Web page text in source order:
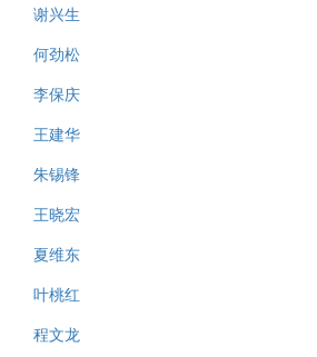
谢兴生
何劲松
李保庆
王建华
朱锡锋
王晓宏
夏维东
叶桃红
程文龙